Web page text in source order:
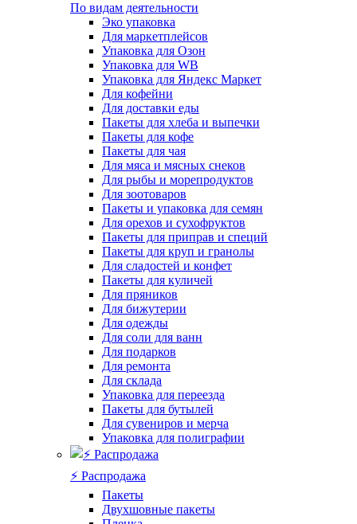
По видам деятельности
Эко упаковка
Для маркетплейсов
Упаковка для Озон
Упаковка для WB
Упаковка для Яндекс Маркет
Для кофейни
Для доставки еды
Пакеты для хлеба и выпечки
Пакеты для кофе
Пакеты для чая
Для мяса и мясных снеков
Для рыбы и морепродуктов
Для зоотоваров
Пакеты и упаковка для семян
Для орехов и сухофруктов
Пакеты для приправ и специй
Пакеты для круп и гранолы
Для сладостей и конфет
Пакеты для куличей
Для пряников
Для бижутерии
Для одежды
Для соли для ванн
Для подарков
Для ремонта
Для склада
Упаковка для переезда
Пакеты для бутылей
Для сувениров и мерча
Упаковка для полиграфии
⚡️ Распродажа
Пакеты
Двухшовные пакеты